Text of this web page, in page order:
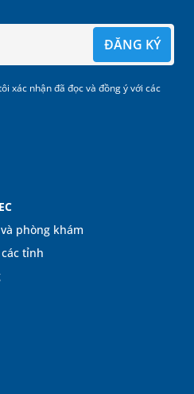
phòng khám
tỉnh
ĐĂNG KÝ
xác nhận đã đọc và đồng ý với các